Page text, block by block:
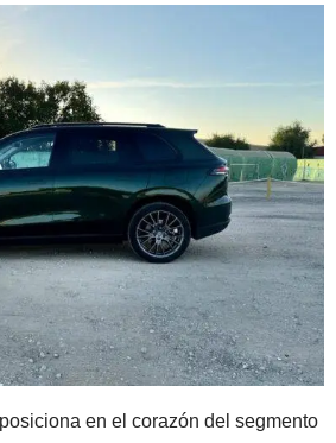
en el corazón del segmento